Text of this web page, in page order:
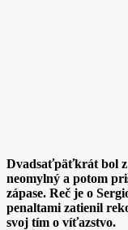
Dvadsaťpäťkrát bol z
neomylný a potom
zápase. Reč je o
penaltami zatienil
svoj tím o víťazstvo.